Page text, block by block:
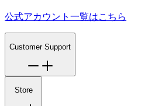
公式アカウント一覧はこちら
Customer Support
Store